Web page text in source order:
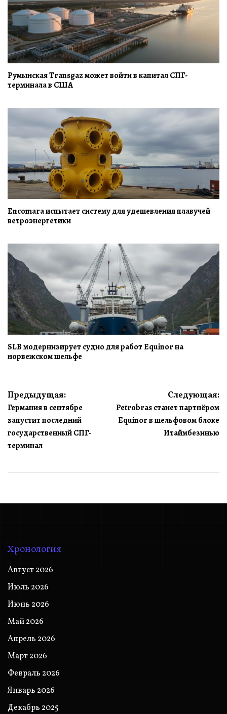
Румынская Transgaz может войти в капитал СПГ-
терминала в США
Encomara испытает систему для удешевления плавучей
ветроэнергетики
SLB модернизирует судно для работ Equinor на
норвежском шельфе
Навигация
по
записям
Предыдущая:
Германия в сентябре
запустит последний
государственный СПГ-
терминал
Следующая:
Petrobras станет партнёром
Equinor в шельфовом блоке
Итаймбезинью
Хронология
Август 2026
Июль 2026
Июнь 2026
Май 2026
Апрель 2026
Март 2026
Февраль 2026
Январь 2026
Декабрь 2025